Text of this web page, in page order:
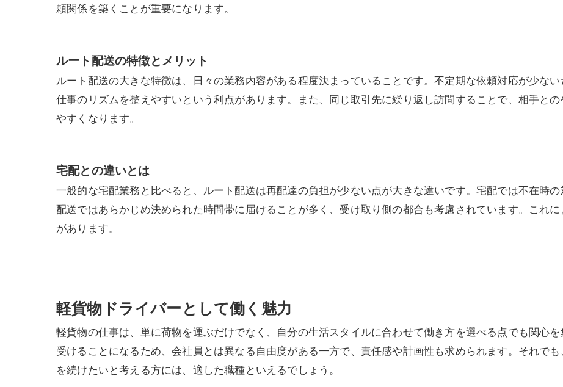
頼関係を築くことが重要になります。
ルート配送の特徴とメリット
ルート配送の大きな特徴は、日々の業務内容がある程度決まっていることです。不定期な依頼対応が少ない
仕事のリズムを整えやすいという利点があります。また、同じ取引先に繰り返し訪問することで、相手と
やすくなります。
宅配との違いとは
一般的な宅配業務と比べると、ルート配送は再配達の負担が少ない点が大きな違いです。宅配では不在時
配送ではあらかじめ決められた時間帯に届けることが多く、受け取り側の都合も考慮されています。これ
があります。
軽貨物ドライバーとして働く魅力
軽貨物の仕事は、単に荷物を運ぶだけでなく、自分の生活スタイルに合わせて働き方を選べる点でも関心
受けることになるため、会社員とは異なる自由度がある一方で、責任感や計画性も求められます。それで
を続けたいと考える方には、適した職種といえるでしょう。